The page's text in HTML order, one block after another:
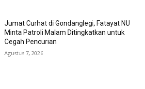
Jumat Curhat di Gondanglegi, Fatayat NU
Minta Patroli Malam Ditingkatkan untuk
Cegah Pencurian
Agustus 7, 2026